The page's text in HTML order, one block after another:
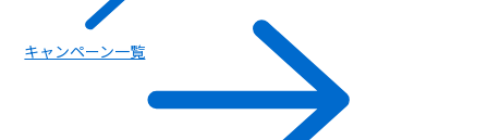
キャンペーン一覧